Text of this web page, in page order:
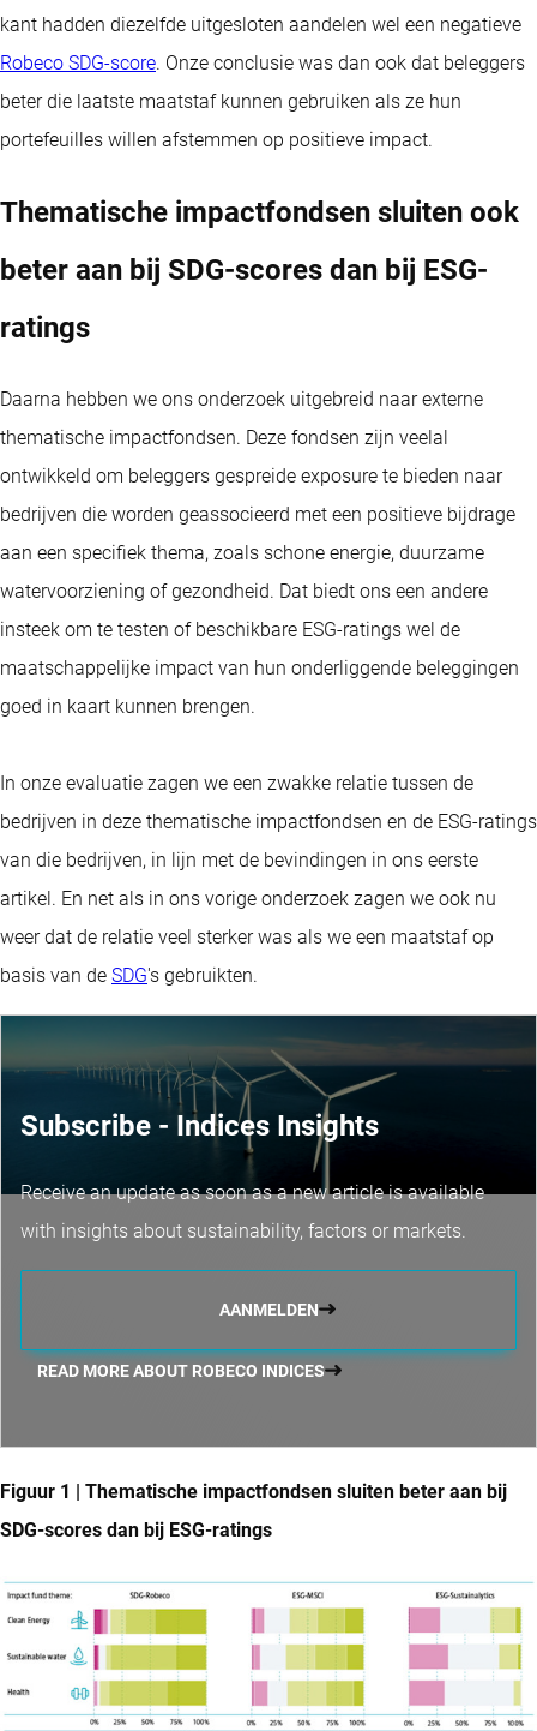
kant hadden diezelfde uitgesloten aandelen wel een negatieve
Robeco SDG-score. Onze conclusie was dan ook dat beleggers
beter die laatste maatstaf kunnen gebruiken als ze hun
portefeuilles willen afstemmen op positieve impact.
Thematische impactfondsen sluiten ook
beter aan bij SDG-scores dan bij ESG-
ratings
Daarna hebben we ons onderzoek uitgebreid naar externe
thematische impactfondsen. Deze fondsen zijn veelal
ontwikkeld om beleggers gespreide exposure te bieden naar
bedrijven die worden geassocieerd met een positieve bijdrage
aan een specifiek thema, zoals schone energie, duurzame
watervoorziening of gezondheid. Dat biedt ons een andere
insteek om te testen of beschikbare ESG-ratings wel de
maatschappelijke impact van hun onderliggende beleggingen
goed in kaart kunnen brengen.
In onze evaluatie zagen we een zwakke relatie tussen de
bedrijven in deze thematische impactfondsen en de ESG-ratings
van die bedrijven, in lijn met de bevindingen in ons eerste
artikel. En net als in ons vorige onderzoek zagen we ook nu
weer dat de relatie veel sterker was als we een maatstaf op
basis van de SDG's gebruikten.
Subscribe - Indices Insights
Receive an update as soon as a new article is available
with insights about sustainability, factors or markets.
AANMELDEN
READ MORE ABOUT ROBECO INDICES
Figuur 1 | Thematische impactfondsen sluiten beter aan bij
SDG-scores dan bij ESG-ratings